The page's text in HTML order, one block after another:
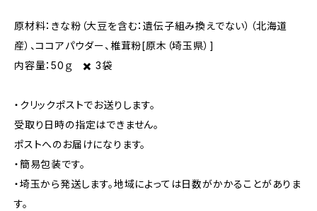
原材料：きな粉（大豆を含む：遺伝子組み換えでない）（北海道
産）、ココアパウダー、椎茸粉[原木（埼玉県）]
内容量：50ｇ ✖️ 3袋
・クリックポストでお送りします。
受取り日時の指定はできません。
ポストへのお届けになります。
・簡易包装です。
・埼玉から発送します。地域によっては日数がかかることがありま
す。